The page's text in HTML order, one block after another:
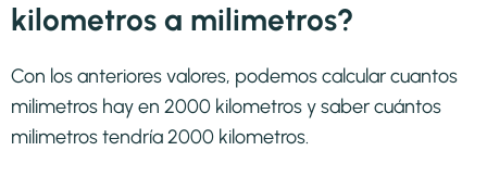
kilometros a milimetros?
Con los anteriores valores, podemos calcular cuantos
milimetros hay en 2000 kilometros y saber cuántos
milimetros tendría 2000 kilometros.